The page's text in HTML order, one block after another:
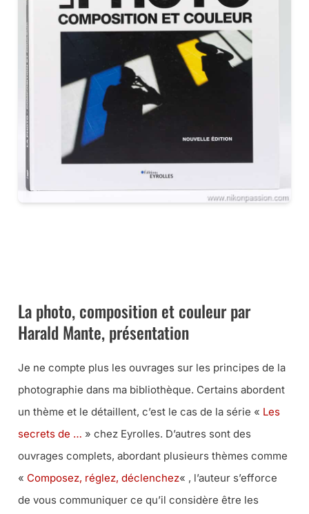
La photo, composition et couleur par
Harald Mante, présentation
Je ne compte plus les ouvrages sur les principes de la
photographie dans ma bibliothèque. Certains abordent
un thème et le détaillent, c’est le cas de la série « Les
secrets de … » chez Eyrolles. D’autres sont des
ouvrages complets, abordant plusieurs thèmes comme
« Composez, réglez, déclenchez« , l’auteur s’efforce
de vous communiquer ce qu’il considère être les